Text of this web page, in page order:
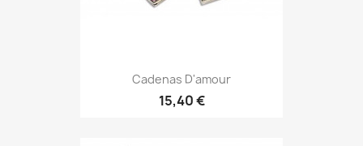
Cadenas D'amour
15,40 €